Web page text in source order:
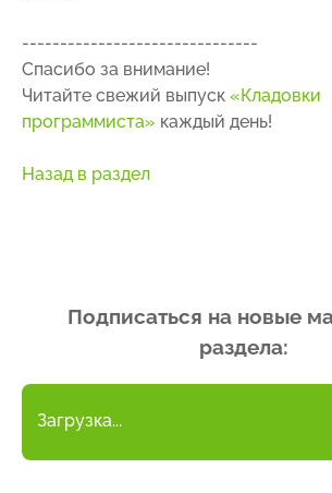
-------------------------------
Спасибо за внимание!
Читайте свежий выпуск «Кладовки
программиста» каждый день!
Назад в раздел
Подписаться на новые
раздела:
Загрузка...